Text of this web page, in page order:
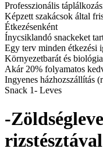
Professzionális
Képzett szakácsok által
Étkezésenként
Ínycsiklandó snackeket
Egy terv minden étkezési
Környezetbarát és
Akár 20% folyamatos
Ingyenes házhozszállítás
Snack 1- Leves
-